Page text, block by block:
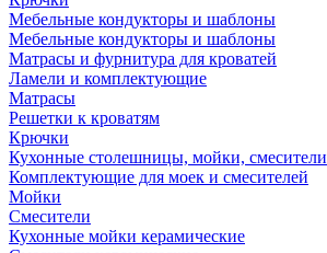
Мебельные кондукторы и шаблоны
Мебельные кондукторы и шаблоны
Матрасы и фурнитура для кроватей
Ламели и комплектующие
Матрасы
Решетки к кроватям
Крючки
Кухонные столешницы, мойки, смесители
Комплектующие для моек и смесителей
Мойки
Смесители
Кухонные мойки керамические